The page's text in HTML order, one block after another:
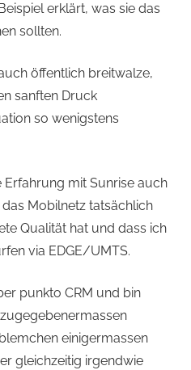
erklärt, was sie das
sollten.
öffentlich breitwalze,
sanften Druck
so wenigstens
Erfahrung mit Sunrise auch
Mobilnetz tatsächlich
Qualität hat und dass ich
via EDGE/UMTS.
punkto CRM und bin
einigermassen
gleichzeitig irgendwie